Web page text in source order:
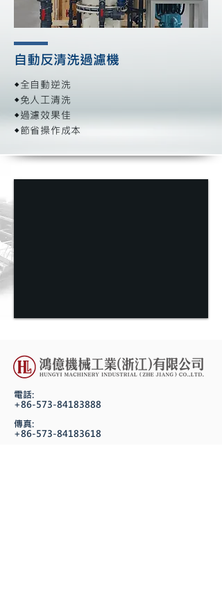
自動反清洗過濾機
◆全自動逆洗
◆免人工清洗
◆過濾效果佳
◆節省操作成本
電話:
+86-573-84183888
傳真:
+86-573-84183618